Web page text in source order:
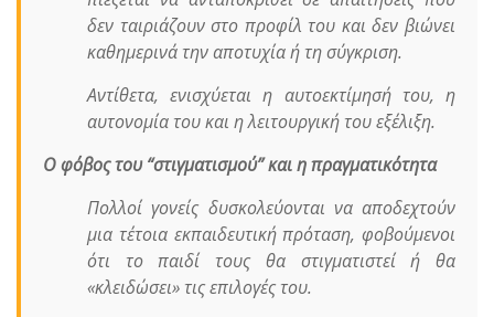
δεν ταιριάζουν στο προφίλ του και δεν βιώνει
καθημερινά την αποτυχία ή τη σύγκριση.
Αντίθετα, ενισχύεται η αυτοεκτίμησή του, η
αυτονομία του και η λειτουργική του εξέλιξη.
Ο φόβος του “στιγματισμού” και η πραγματικότητα
Πολλοί γονείς δυσκολεύονται να αποδεχτούν
μια τέτοια εκπαιδευτική πρόταση, φοβούμενοι
ότι το παιδί τους θα στιγματιστεί ή θα
«κλειδώσει» τις επιλογές του.